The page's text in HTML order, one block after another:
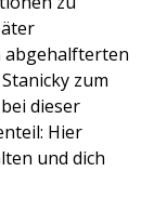
abgehalfterten
zum
dieser
Hier
und dich